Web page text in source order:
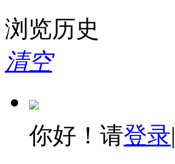
浏览历史
清空
你好！请登录|